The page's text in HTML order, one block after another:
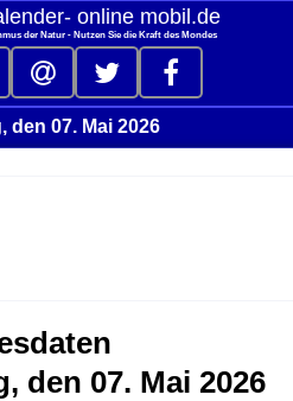
online mobil.de
der Natur - Nutzen Sie die Kraft des Mondes
den 07. Mai 2026
den 07. Mai 2026